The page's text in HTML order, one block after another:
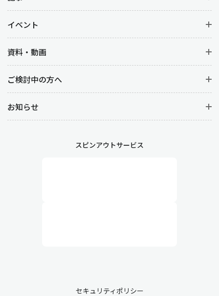
イベント
資料・動画
ご検討中の方へ
お知らせ
スピンアウトサービス
セキュリティポリシー